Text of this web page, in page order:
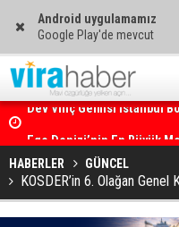
Android uygulamamız
Google Play'de mevcut
HABERLER GÜNCEL
KOSDER’in 6. Olağan